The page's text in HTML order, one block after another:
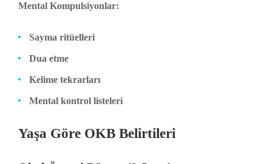
Mental Kompulsiyonlar:
Sayma ritüelleri
Dua etme
Kelime tekrarları
Mental kontrol listeleri
Yaşa Göre OKB Belirtileri